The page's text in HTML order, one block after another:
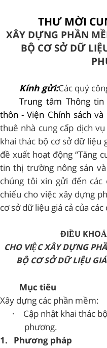
THƯ MỜI
XÂY DỰNG PHẦN
BỘ CƠ SỞ DỮ
Kính gửi:Các quý
Trung tâm Thông
thôn - Viện Chính sách
thuê nhà cung cấp dịch
khai thác bộ cơ sở dữ liệu
đề xuất hoạt động “Tăng
tin thị trường nông sản
chúng tôi xin gửi đến
chiếu cho việc xây dựng
cơ sở dữ liệu giá cả của
ĐIỀU
CHO VIỆC XÂY DỰNG
BỘ CƠ SỞ DỮ LIỆU
Mục tiêu
Xây dựng các phần mềm:
·
Cập nhật khai thác
phương.
1. Phương pháp